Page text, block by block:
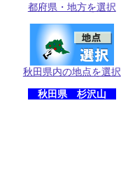
都府県・地方を選択
秋田県内の地点を選択
秋田県 杉沢山